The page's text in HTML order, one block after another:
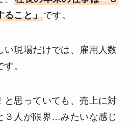
ること」です。
い現場だけでは、雇用人数
。
と思っていても、売上に対
３人が限界…みたいな感じ